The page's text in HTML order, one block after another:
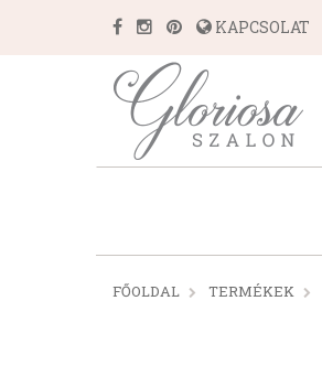
KAPCSOLAT
FŐOLDAL TERMÉKEK